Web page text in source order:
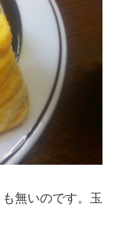
無いのです。玉